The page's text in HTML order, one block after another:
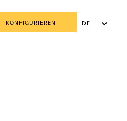
KONFIGURIEREN
DE